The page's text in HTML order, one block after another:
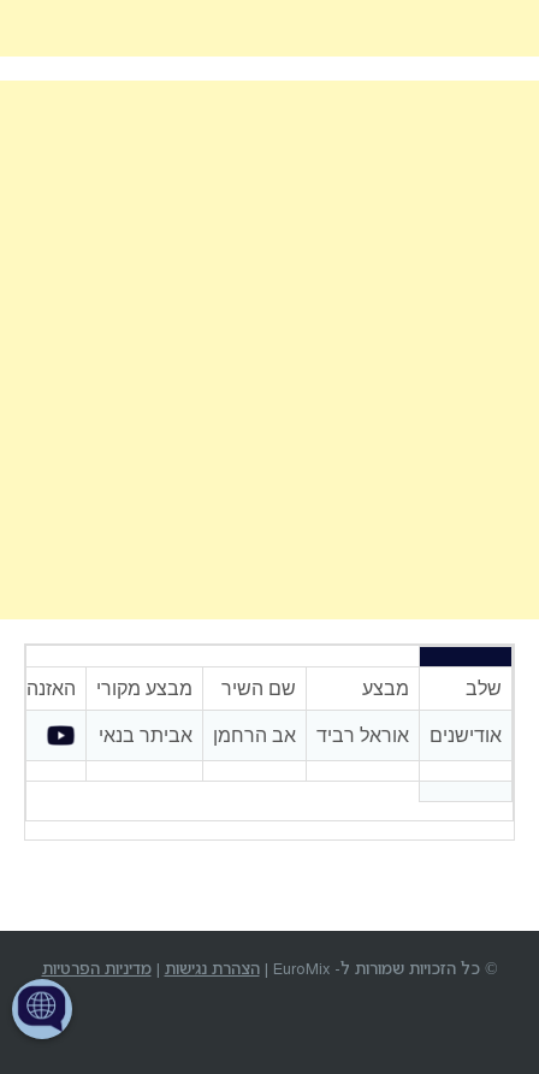
שלב מבצע שם השיר מבצע מקורי האזנה
אודישנים אוראל רביד אב הרחמן אביתר בנאי
© כל הזכויות שמורות ל- EuroMix | הצהרת נגישות |מדיניות הפרטיות